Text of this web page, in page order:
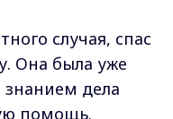
случая, спас
Она была уже
знанием дела
помощь.